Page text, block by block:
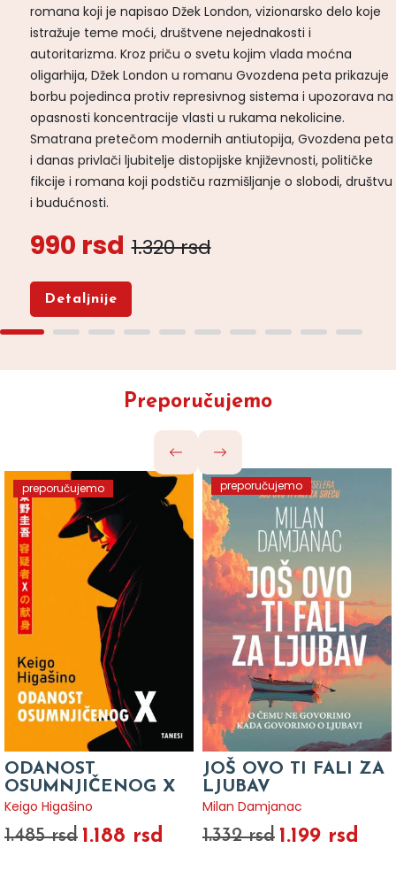
romana koji je napisao Džek London, vizionarsko delo koje
istražuje teme moći, društvene nejednakosti i
autoritarizma. Kroz priču o svetu kojim vlada moćna
oligarhija, Džek London u romanu Gvozdena peta prikazuje
borbu pojedinca protiv represivnog sistema i upozorava na
opasnosti koncentracije vlasti u rukama nekolicine.
Smatrana pretečom modernih antiutopija, Gvozdena peta
i danas privlači ljubitelje distopijske književnosti, političke
fikcije i romana koji podstiču razmišljanje o slobodi, društvu
i budućnosti.
990 rsd 1.320 rsd
Detaljnije
Preporučujemo
preporučujemo
ODANOST
OSUMNJIČENOG X
Keigo Higašino
1.485 rsd 1.188 rsd
preporučujemo
JOŠ OVO TI FALI ZA
LJUBAV
Milan Damjanac
1.332 rsd 1.199 rsd